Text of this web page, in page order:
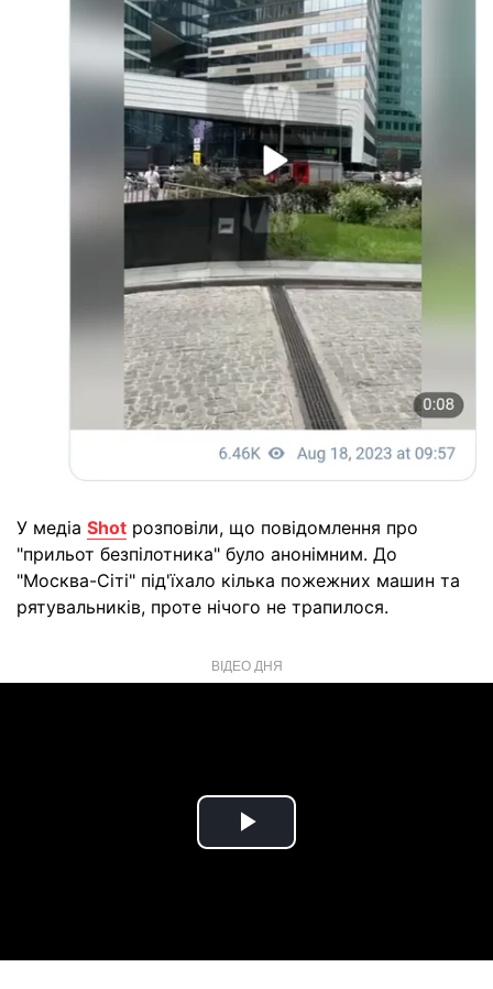
У медіа Shot розповіли, що повідомлення про
"прильот безпілотника" було анонімним. До
"Москва-Сіті" під'їхало кілька пожежних машин та
рятувальників, проте нічого не трапилося.
ВІДЕО ДНЯ
Play